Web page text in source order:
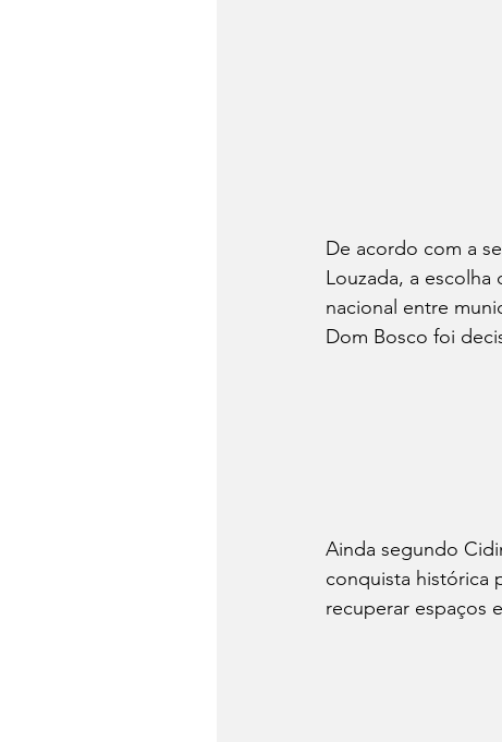
De acordo com a
Louzada, a
nacional entre
Dom Bosco foi
Ainda segundo
conquista histórica
recuperar espaços